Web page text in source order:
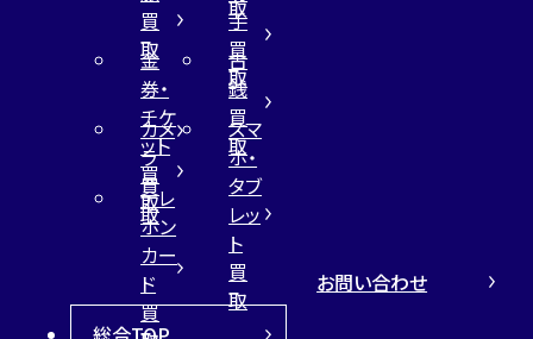
取
買
取
手
買
取
金
券・
チケ
ット
買
取
古
銭
買
取
カメ
ラ
買
取
スマ
ホ・
タブ
レッ
ト
買
取
テレ
ホン
カー
ド
買
お問い合わせ